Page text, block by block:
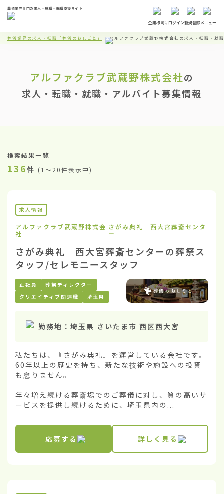
葬儀業界専門の求人・就職・転職支援サイト
企業様向けログイン新規登録メニュー
葬儀業界の求人・転職「葬儀のおしごと」 アルファクラブ武蔵野株式会社の求人・転職・就
アルファクラブ武蔵野株式会社の
求人・転職・就職・アルバイト募集情報
検索結果一覧
136件 (1〜20件表示中)
求人情報
アルファクラブ武蔵野株式会
社
さがみ典礼 西大宮葬斎センタ
ー
さがみ典礼 西大宮葬斎センターの葬祭ス
タッフ/セレモニースタッフ
正社員
葬祭ディレクター
クリエイティブ関連職
埼玉県
勤務地： 埼玉県 さいたま市 西区西大宮
私たちは、『さがみ典礼』を運営している会社です。
60年以上の歴史を持ち、新たな技術や施設への投資
も怠りません。
年々増え続ける葬斎場でのご葬儀に対し、質の高いサ
ービスを提供し続けるために、埼玉県内の...
応募する 詳しく見る